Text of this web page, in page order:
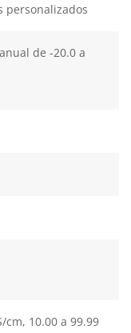
personalizados
de -20.0 a
cm, 10.00 a 99.99